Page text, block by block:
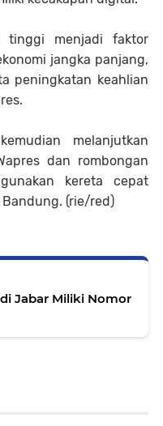
tinggi menjadi faktor
jangka panjang,
peningkatan keahlian
melanjutkan
dan rombongan
kereta cepat
Bandung. (rie/red)
Jabar Miliki Nomor